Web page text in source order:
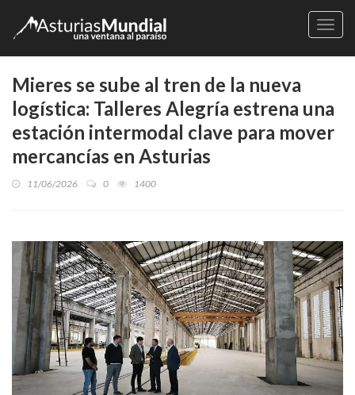
Mieres se sube al tren de la nueva
logística: Talleres Alegría estrena una
estación intermodal clave para mover
mercancías en Asturias
11/06/2026 0 1400